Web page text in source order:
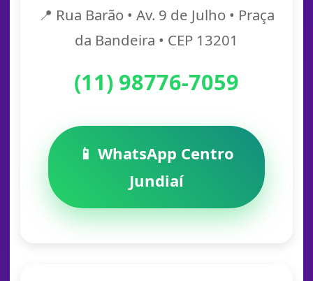
📍 Rua Barão • Av. 9 de Julho • Praça
da Bandeira • CEP 13201
(11) 98776-7059
📱 WhatsApp Centro
Jundiaí